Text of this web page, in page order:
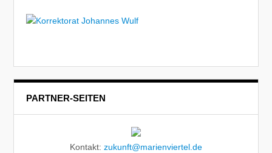
PARTNER-SEITEN
Kontakt: zukunft@marienviertel.de